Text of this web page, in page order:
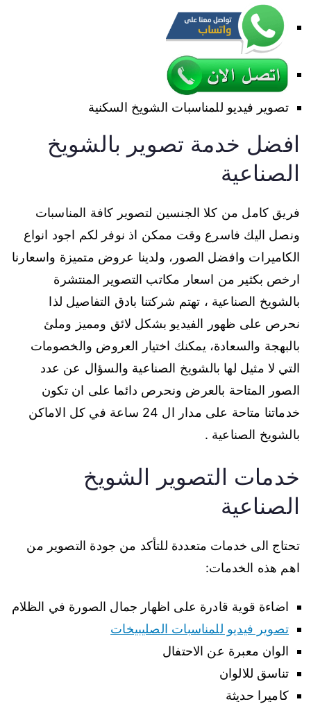
تصوير فيديو للمناسبات الشويخ السكنية
افضل خدمة تصوير بالشويخ
الصناعية
فريق كامل من كلا الجنسين لتصوير كافة المناسبات
ونصل اليك فاسرع وقت ممكن اذ نوفر لكم اجود انواع
الكاميرات وافضل الصور، ولدينا عروض متميزة واسعارنا
ارخص بكثير من اسعار مكاتب التصوير المنتشرة
بالشويخ الصناعية ، تهتم شركتنا بادق التفاصيل لذا
نحرص على ظهور الفيديو بشكل لائق ومميز وملئ
بالبهجة والسعادة، يمكنك اختيار العروض والخصومات
التي لا مثيل لها بالشويخ الصناعية والسؤال عن عدد
الصور المتاحة بالعرض ونحرص دائما على ان تكون
خدماتنا متاحة على مدار ال 24 ساعة في كل الاماكن
بالشويخ الصناعية .
خدمات التصوير الشويخ
الصناعية
تحتاج الى خدمات متعددة للتأكد من جودة التصوير من
اهم هذه الخدمات:
اضاءة قوية قادرة على اظهار جمال الصورة في الظلام
تصوير فيديو للمناسبات الصليبيخات
الوان معبرة عن الاحتفال
تناسق للالوان
كاميرا حديثة